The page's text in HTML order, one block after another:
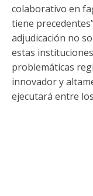
colaborativo en
tiene
adjudicación no
estas
problemáticas
innovador y
ejecutará entre